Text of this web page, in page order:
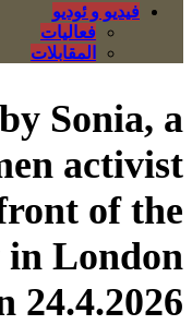
فيديو و ئوديو
فعاليات
المقابلات
Sonia, a
activist
of the
in London
24.4.2026